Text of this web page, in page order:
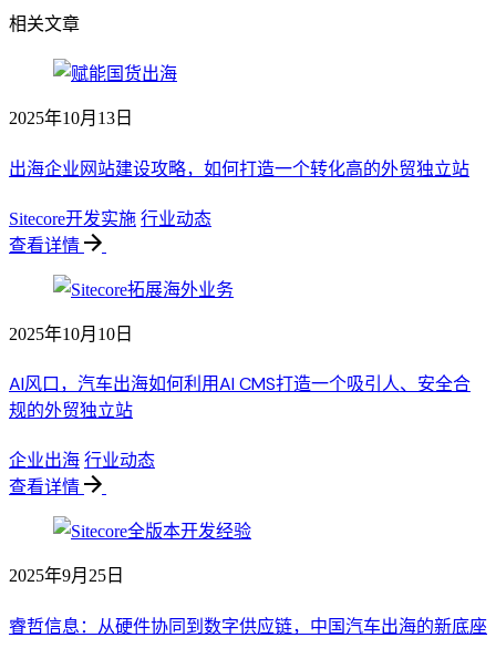
相关文章
2025年10月13日
出海企业网站建设攻略，如何打造一个转化高的外贸独立站
Sitecore开发实施 行业动态
查看详情
2025年10月10日
AI风口，汽车出海如何利用AI CMS打造一个吸引人、安全合
规的外贸独立站
企业出海 行业动态
查看详情
2025年9月25日
睿哲信息：从硬件协同到数字供应链，中国汽车出海的新底座